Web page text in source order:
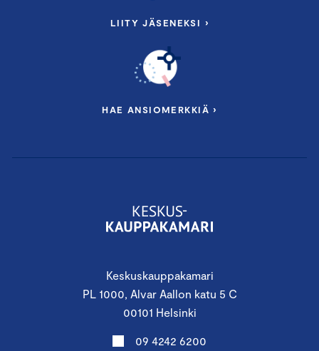
Keskuskauppakamari
PL 1000, Alvar Aallon katu 5 C
00101 Helsinki
09 4242 6200
LIITY JÄSENEKSI ›
HAE ANSIOMERKKIÄ ›